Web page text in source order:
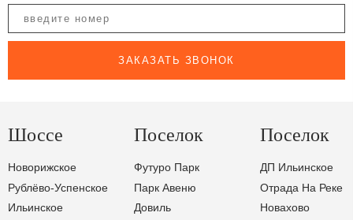
ЗАКАЗАТЬ ЗВОНОК
Шоссе
Новорижское
Рублёво-Успенское
Ильинское
Поселок
Футуро Парк
Парк Авеню
Довиль
Поселок
ДП Ильинское
Отрада На Реке
Новахово